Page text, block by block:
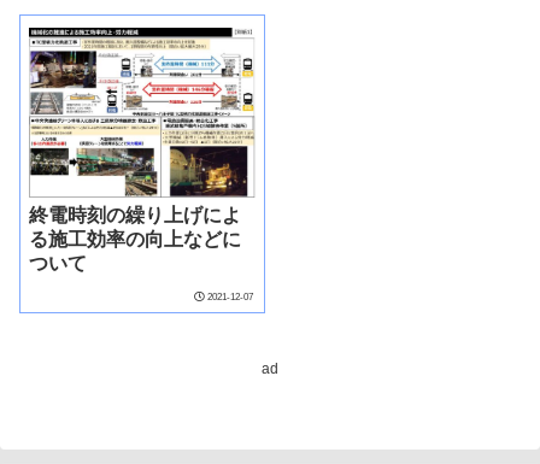
終電時刻の繰り上げによ
る施工効率の向上などに
ついて
2021-12-07
ad